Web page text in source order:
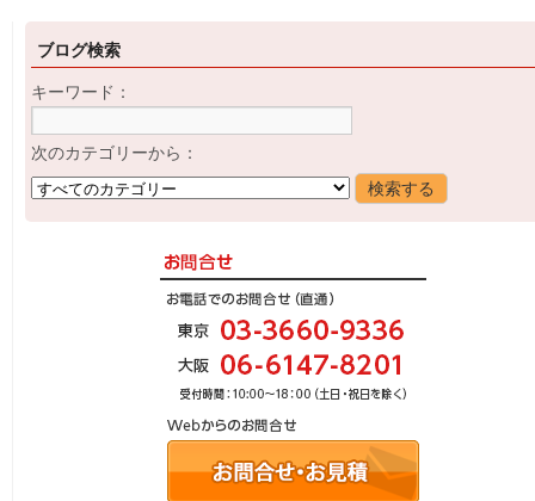
ブログ検索
キーワード：
次のカテゴリーから：